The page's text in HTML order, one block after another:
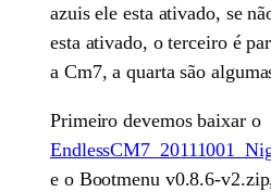
azuis ele esta ativado, se
esta ativado, o terceiro é
a Cm7, a quarta são
Primeiro devemos baixar o
e o Bootmenu v0.8.6-